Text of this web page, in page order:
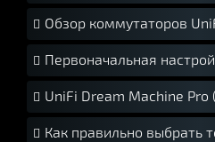
Обзор коммутаторов UniFi. Как
Первоначальная настройка точек
UniFi Dream Machine Pro (UDM-
Как правильно выбрать